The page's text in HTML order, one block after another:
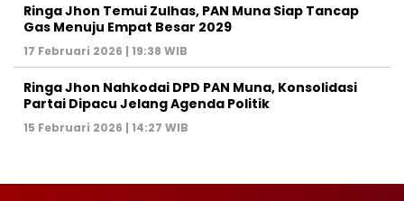
Ringa Jhon Temui Zulhas, PAN Muna Siap Tancap
Gas Menuju Empat Besar 2029
17 Februari 2026 | 19:38 WIB
Ringa Jhon Nahkodai DPD PAN Muna, Konsolidasi
Partai Dipacu Jelang Agenda Politik
15 Februari 2026 | 14:27 WIB